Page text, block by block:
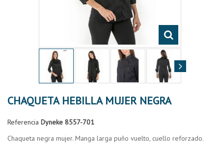
CHAQUETA HEBILLA MUJER NEGRA
Referencia Dyneke 8557-701
Chaqueta negra mujer. Manga larga puño vuelto, cuello reforzado.